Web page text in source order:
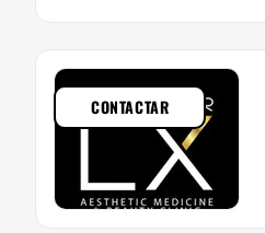
CONTACTAR